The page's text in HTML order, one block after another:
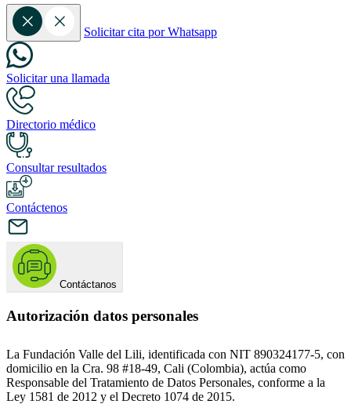
Solicitar cita por Whatsapp
Solicitar una llamada
Directorio médico
Consultar resultados
Contáctenos
Contáctanos
Autorización datos personales
La Fundación Valle del Lili, identificada con NIT 890324177-5, con
domicilio en la Cra. 98 #18-49, Cali (Colombia), actúa como
Responsable del Tratamiento de Datos Personales, conforme a la
Ley 1581 de 2012 y el Decreto 1074 de 2015.